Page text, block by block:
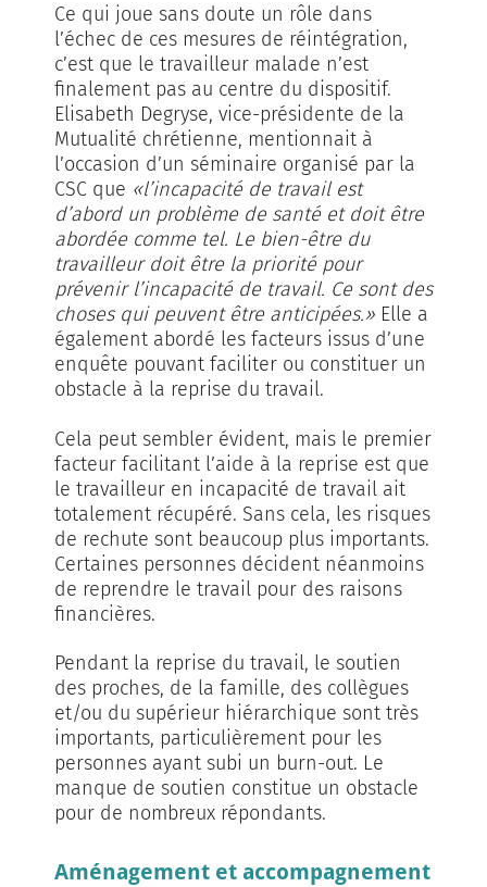
Ce qui joue sans doute un rôle dans
l’échec de ces mesures de réintégration,
c’est que le travailleur malade n’est
finalement pas au centre du dispositif.
Elisabeth Degryse, vice-présidente de la
Mutualité chrétienne, mentionnait à
l’occasion d’un séminaire organisé par la
CSC que «l’incapacité de travail est
d’abord un problème de santé et doit être
abordée comme tel. Le bien-être du
travailleur doit être la priorité pour
prévenir l’incapacité de travail. Ce sont des
choses qui peuvent être anticipées.» Elle a
également abordé les facteurs issus d’une
enquête pouvant faciliter ou constituer un
obstacle à la reprise du travail.
Cela peut sembler évident, mais le premier
facteur facilitant l’aide à la reprise est que
le travailleur en incapacité de travail ait
totalement récupéré. Sans cela, les risques
de rechute sont beaucoup plus importants.
Certaines personnes décident néanmoins
de reprendre le travail pour des raisons
financières.
Pendant la reprise du travail, le soutien
des proches, de la famille, des collègues
et/ou du supérieur hiérarchique sont très
importants, particulièrement pour les
personnes ayant subi un burn-out. Le
manque de soutien constitue un obstacle
pour de nombreux répondants.
Aménagement et accompagnement